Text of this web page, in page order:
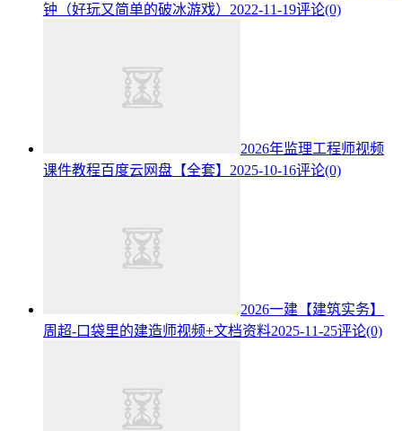
钟（好玩又简单的破冰游戏） 2022-11-19评论(0)
2026年监理工程师视频
课件教程百度云网盘【全套】 2025-10-16评论(0)
2026一建【建筑实务】
周超-口袋里的建造师视频+文档资料2025-11-25评论(0)